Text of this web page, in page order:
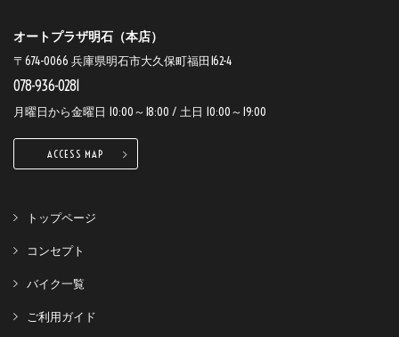
オートプラザ明石（本店）
〒674-0066 兵庫県明石市大久保町福田162-4
078-936-0281
月曜日から金曜日 10:00～18:00 / 土日 10:00～19:00
ACCESS MAP
トップページ
コンセプト
バイク一覧
ご利用ガイド